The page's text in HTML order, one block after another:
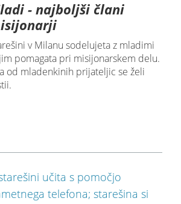
- najboljši člani
v Milanu sodelujeta z mladimi
pomagata pri misijonarskem delu.
od mladenkinih prijateljic se želi